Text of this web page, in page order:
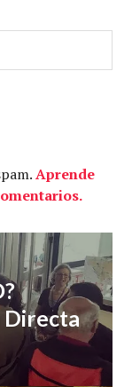
Aprende
Directa